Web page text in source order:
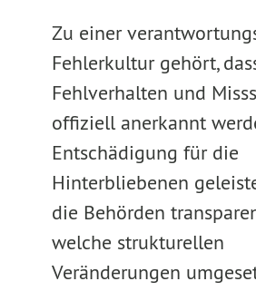
Zu einer
Fehlerkultur gehört,
Fehlverhalten und
offiziell anerkannt
Entschädigung für die
Hinterbliebenen
die Behörden
welche strukturellen
Veränderungen